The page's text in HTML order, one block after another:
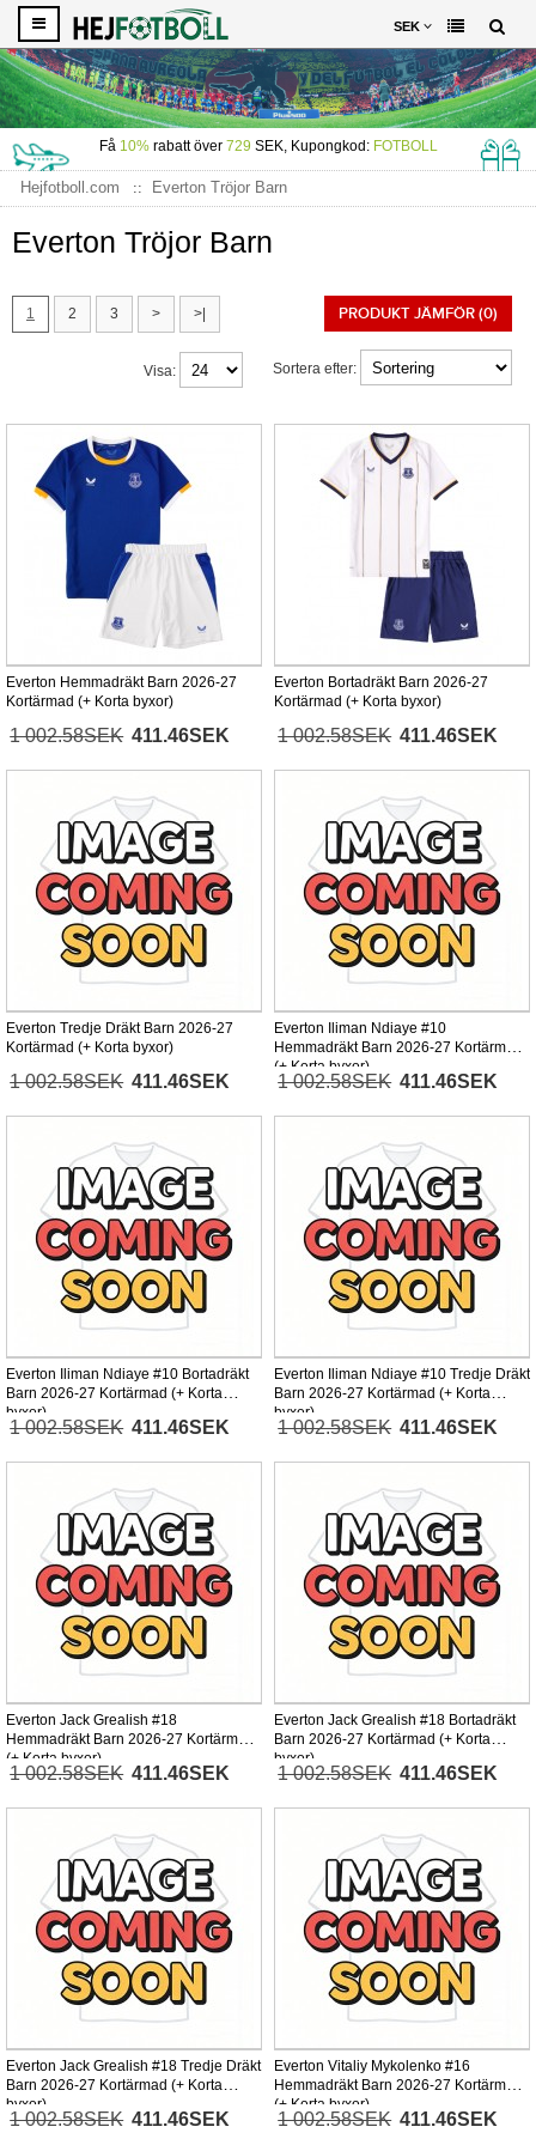
SEK
Få 10%rabatt över 729 SEK, Kupongkod: FOTBOLL
Hejfotboll.com Everton Tröjor Barn
Everton Tröjor Barn
1 2 3 > >| PRODUKT JÄMFÖR (0)
Sortera efter:
Visa:
Everton Hemmadräkt Barn 2026-27
Kortärmad (+ Korta byxor)
1 002.58SEK 411.46SEK
Everton Bortadräkt Barn 2026-27
Kortärmad (+ Korta byxor)
1 002.58SEK 411.46SEK
Everton Tredje Dräkt Barn 2026-27
Kortärmad (+ Korta byxor)
1 002.58SEK 411.46SEK
Everton Iliman Ndiaye #10
Hemmadräkt Barn 2026-27 Kortärmad
(+ Korta byxor)
1 002.58SEK 411.46SEK
Everton Iliman Ndiaye #10 Bortadräkt
Barn 2026-27 Kortärmad (+ Korta
byxor)
1 002.58SEK 411.46SEK
Everton Iliman Ndiaye #10 Tredje Dräkt
Barn 2026-27 Kortärmad (+ Korta
byxor)
1 002.58SEK 411.46SEK
Everton Jack Grealish #18
Hemmadräkt Barn 2026-27 Kortärmad
(+ Korta byxor)
1 002.58SEK 411.46SEK
Everton Jack Grealish #18 Bortadräkt
Barn 2026-27 Kortärmad (+ Korta
byxor)
1 002.58SEK 411.46SEK
Everton Jack Grealish #18 Tredje Dräkt
Barn 2026-27 Kortärmad (+ Korta
byxor)
1 002.58SEK 411.46SEK
Everton Vitaliy Mykolenko #16
Hemmadräkt Barn 2026-27 Kortärmad
(+ Korta byxor)
1 002.58SEK 411.46SEK